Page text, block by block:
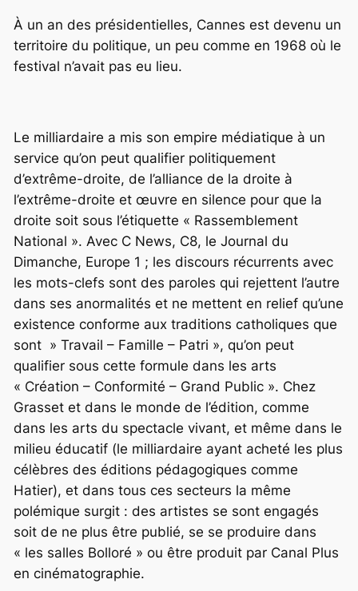
À un an des présidentielles, Cannes est devenu un
territoire du politique, un peu comme en 1968 où le
festival n’avait pas eu lieu.
Le milliardaire a mis son empire médiatique à un
service qu’on peut qualifier politiquement
d’extrême-droite, de l’alliance de la droite à
l’extrême-droite et œuvre en silence pour que la
droite soit sous l’étiquette « Rassemblement
National ». Avec C News, C8, le Journal du
Dimanche, Europe 1 ; les discours récurrents avec
les mots-clefs sont des paroles qui rejettent l’autre
dans ses anormalités et ne mettent en relief qu’une
existence conforme aux traditions catholiques que
sont » Travail – Famille – Patri », qu’on peut
qualifier sous cette formule dans les arts
« Création – Conformité – Grand Public ». Chez
Grasset et dans le monde de l’édition, comme
dans les arts du spectacle vivant, et même dans le
milieu éducatif (le milliardaire ayant acheté les plus
célèbres des éditions pédagogiques comme
Hatier), et dans tous ces secteurs la même
polémique surgit : des artistes se sont engagés
soit de ne plus être publié, se se produire dans
« les salles Bolloré » ou être produit par Canal Plus
en cinématographie.